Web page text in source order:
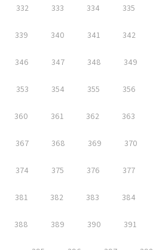
332 333 334 335
339 340 341 342
346 347 348 349
353 354 355 356
360 361 362 363
367 368 369 370
374 375 376 377
381 382 383 384
388 389 390 391